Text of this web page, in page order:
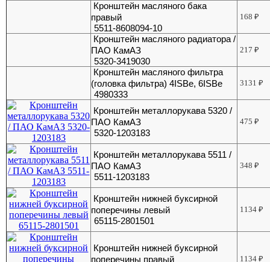
Кронштейн масляного бака
правый
5511-8608094-10
168₽
Кронштейн масляного радиатора /
ПАО КамАЗ
5320-3419030
217₽
Кронштейн масляного фильтра
(головка фильтра) 4ISBе, 6ISBe
4980333
3131₽
Кронштейн металлорукава 5320 /
ПАО КамАЗ
5320-1203183
475₽
Кронштейн металлорукава 5511 /
ПАО КамАЗ
5511-1203183
348₽
Кронштейн нижней буксирной
поперечины левый
65115-2801501
1134₽
Кронштейн нижней буксирной
поперечины правый
1134₽